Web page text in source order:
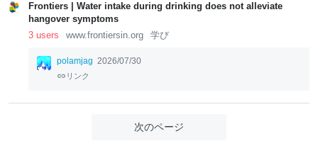
Frontiers | Water intake during drinking does not alleviate
hangover symptoms
3 users
www.frontiersin.org 学び
polamjag 2026/07/30
リンク
次のページ